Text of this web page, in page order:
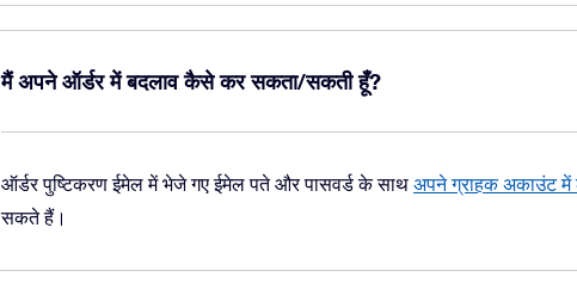
मैं अपने ऑर्डर में बदलाव कैसे कर सकता/सकती हूँ?
ऑर्डर पुष्टिकरण ईमेल में भेजे गए ईमेल पते और पासवर्ड के साथ अपने ग्राहक अकाउंट में
सकते हैं।